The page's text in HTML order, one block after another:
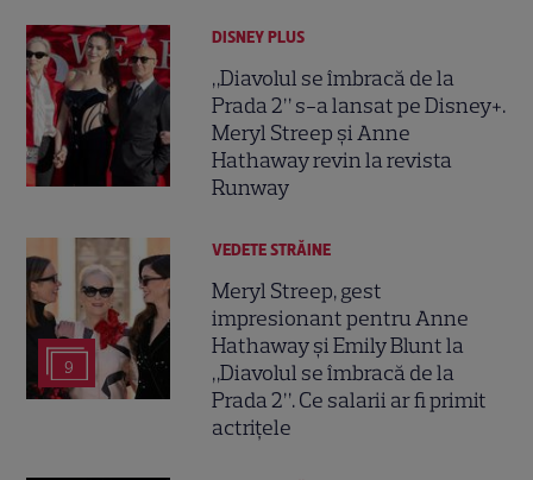
DISNEY PLUS
„Diavolul se îmbracă de la
Prada 2” s-a lansat pe Disney+.
Meryl Streep și Anne
Hathaway revin la revista
Runway
9
VEDETE STRĂINE
Meryl Streep, gest
impresionant pentru Anne
Hathaway și Emily Blunt la
„Diavolul se îmbracă de la
Prada 2”. Ce salarii ar fi primit
actrițele